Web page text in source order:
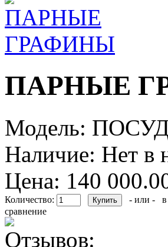
ПАРНЫЕ
Модель:
Наличие: Нет в
Цена: 140
Количество: - или -
сравнение